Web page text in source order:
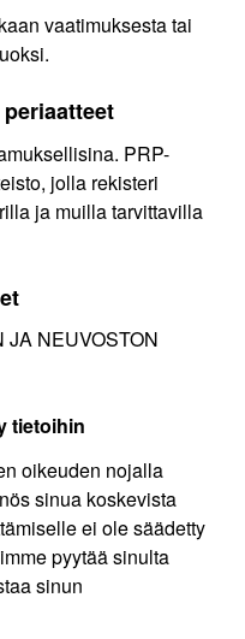
vaatimuksesta tai
PRP-
jolla rekisteri
ja muilla tarvittavilla
JA NEUVOSTON
tietoihin
oikeuden nojalla
sinua koskevista
ei ole säädetty
pyytää sinulta
sinun